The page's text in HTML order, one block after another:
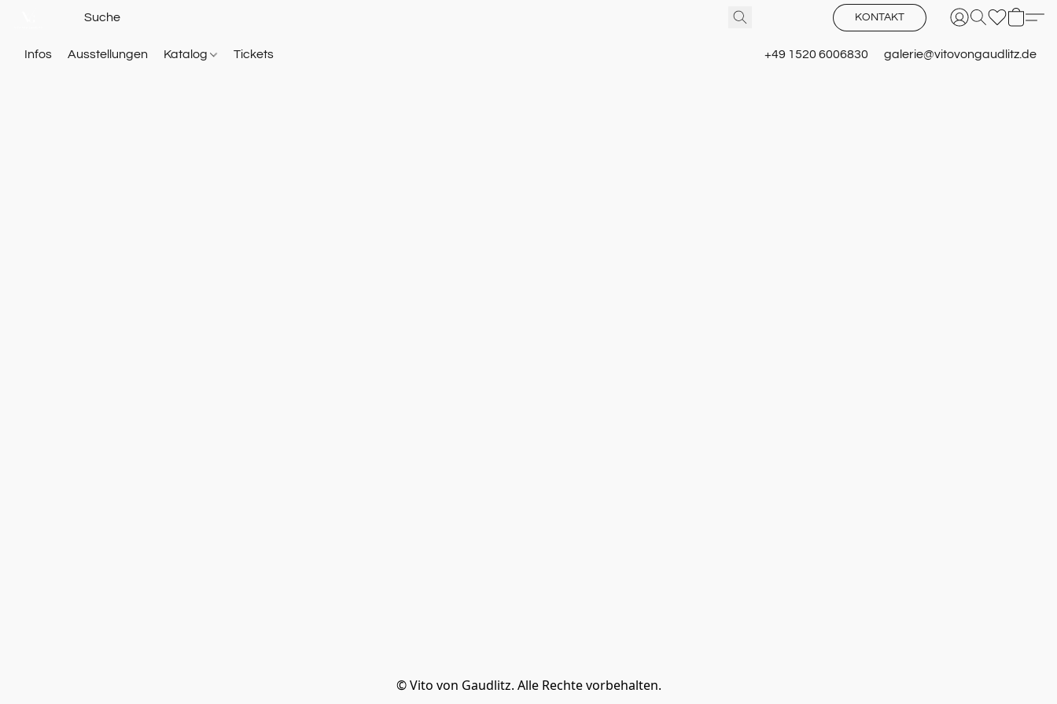
KONTAKT
Infos Ausstellungen Katalog Tickets +49 1520 6006830 galerie@vitovongaudlitz.de
© Vito von Gaudlitz. Alle Rechte vorbehalten.